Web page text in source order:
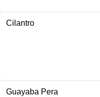
Cilantro
Guayaba Pera